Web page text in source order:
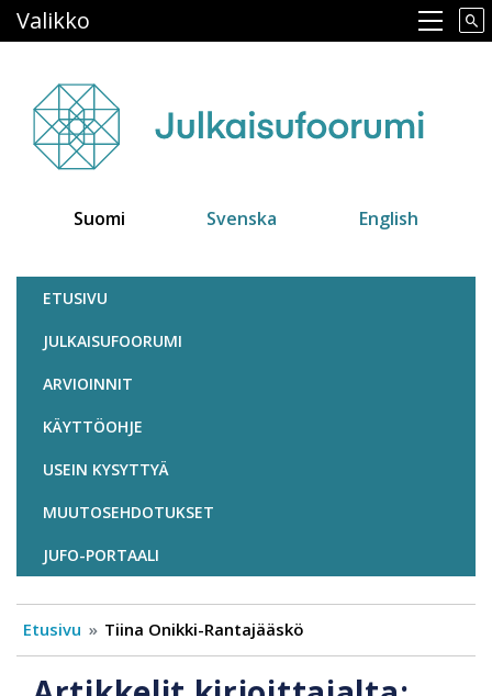
pääsisältöön
Main navigation
Valikko
Suomi Svenska English
Julkaisufoorumi
ETUSIVU
JULKAISUFOORUMI
ARVIOINNIT
KÄYTTÖOHJE
USEIN KYSYTTYÄ
MUUTOSEHDOTUKSET
JUFO-PORTAALI
Etusivu Tiina Onikki-Rantajääskö